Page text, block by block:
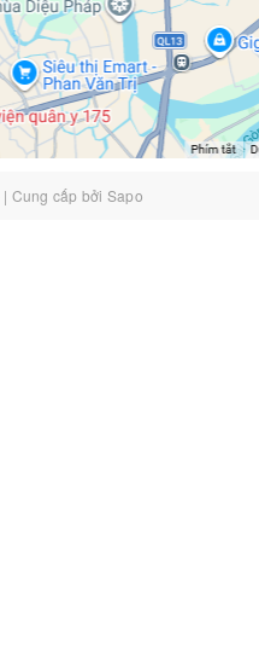
| Cung cấp bởi Sapo